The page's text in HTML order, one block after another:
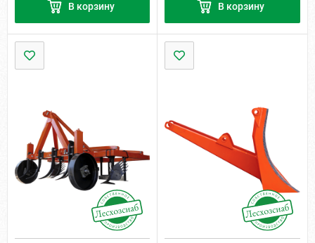
В корзину В корзину